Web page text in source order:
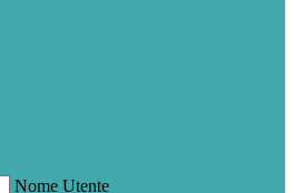
Nome Utente